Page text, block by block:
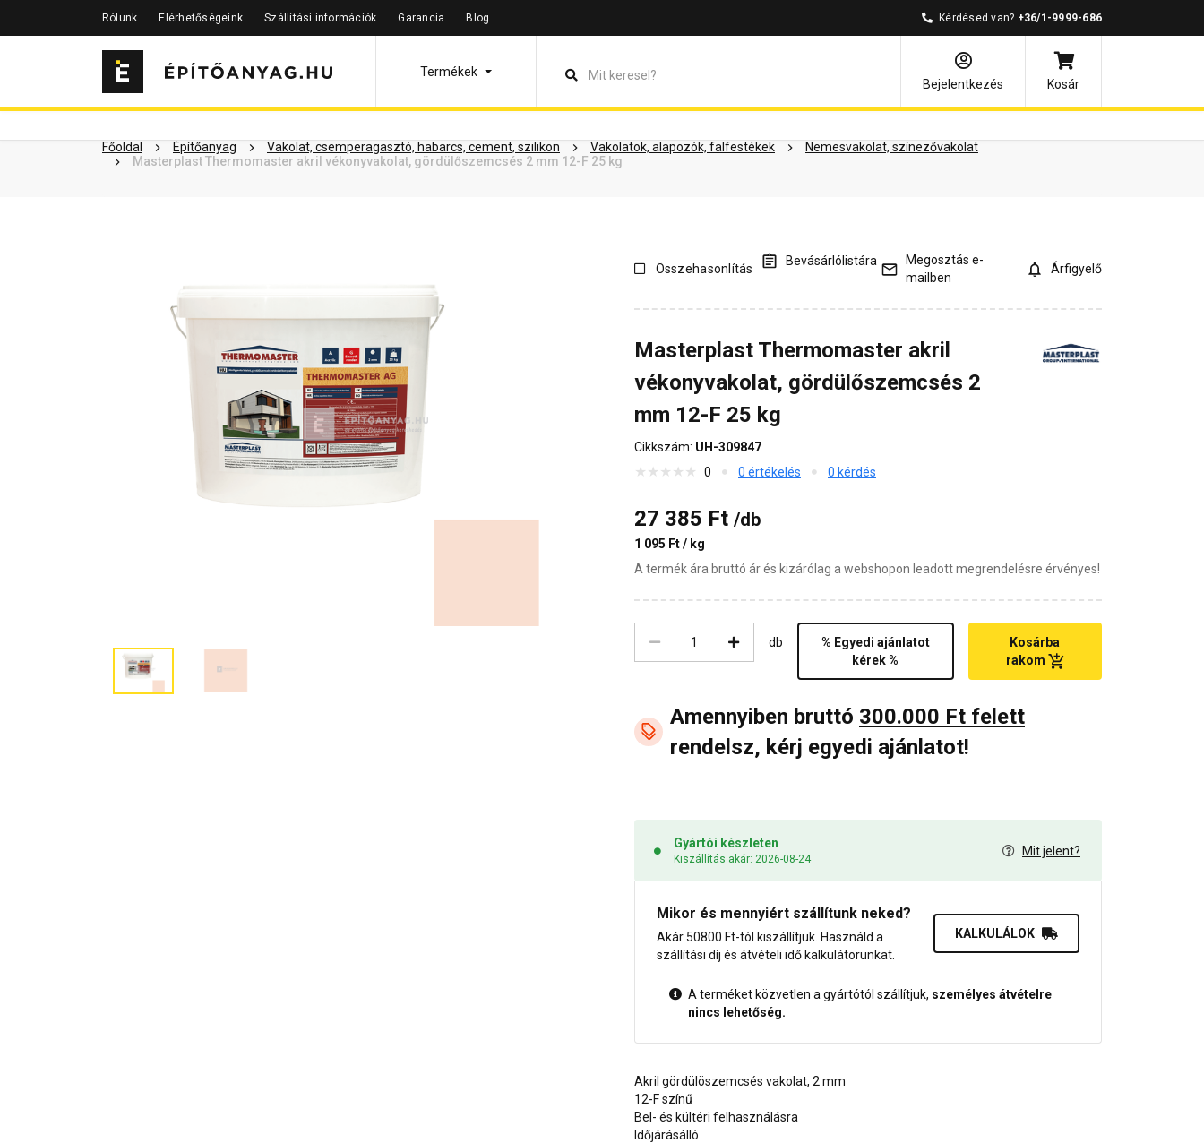
Rólunk Elérhetőségeink Szállítási információk Garancia Blog Kérdésed van? +36/1-9999-686
Termékek
Bejelentkezés
Kosár
Főoldal Építőanyag Vakolat, csemperagasztó, habarcs, cement, szilikon Vakolatok, alapozók, falfestékek
Nemesvakolat, színezővakolat
Masterplast Thermomaster akril vékonyvakolat, gördülőszemcsés 2 mm 12-F 25 kg
Szükséged lehet rá Részletes leírás Termékinformáció Dokumentumok Vásárlói vélemények Kérdések és válaszok
Összehasonlítás
Bevásárlólistára
Megosztás e-
mailben
Árfigyelő
Masterplast Thermomaster akril
vékonyvakolat, gördülőszemcsés 2
mm 12-F 25 kg
Cikkszám: UH-309847
0
0 értékelés 0 kérdés
27 385 Ft /db
1 095 Ft / kg
A termék ára bruttó ár és kizárólag a webshopon leadott megrendelésre érvényes!
db
% Egyedi ajánlatot
kérek %
Kosárba
rakom
Amennyiben bruttó 300.000 Ft felett
rendelsz, kérj egyedi ajánlatot!
Gyártói készleten
Kiszállítás akár: 2026-08-24
Mit jelent?
Mikor és mennyiért szállítunk neked?
Akár 50800 Ft-tól kiszállítjuk. Használd a
szállítási díj és átvételi idő kalkulátorunkat.
KALKULÁLOK
A terméket közvetlen a gyártótól szállítjuk, személyes átvételre
nincs lehetőség.
Akril gördülöszemcsés vakolat, 2 mm
12-F színű
Bel- és kültéri felhasználásra
Időjárásálló